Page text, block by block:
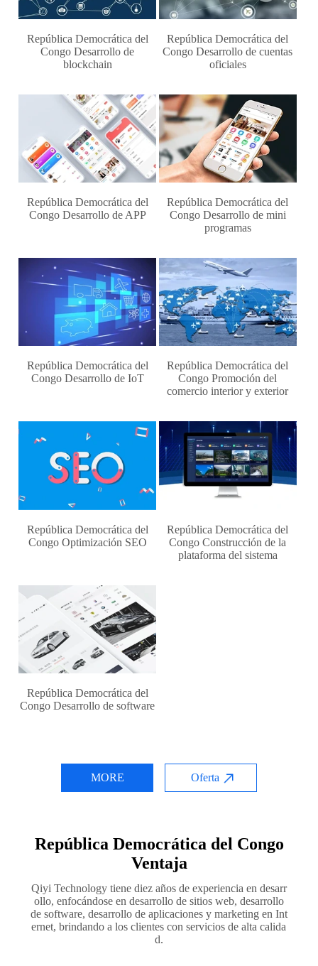
República Democrática del
Congo Desarrollo de
blockchain
República Democrática del
Congo Desarrollo de cuentas
oficiales
República Democrática del
Congo Desarrollo de APP
República Democrática del
Congo Desarrollo de mini
programas
República Democrática del
Congo Desarrollo de IoT
República Democrática del
Congo Promoción del
comercio interior y exterior
República Democrática del
Congo Optimización SEO
República Democrática del
Congo Construcción de la
plataforma del sistema
República Democrática del
Congo Desarrollo de software
MORE Oferta
República Democrática del Congo
Ventaja
Qiyi Technology tiene diez años de experiencia en desarr
ollo, enfocándose en desarrollo de sitios web, desarrollo
de software, desarrollo de aplicaciones y marketing en Int
ernet, brindando a los clientes con servicios de alta calida
d.